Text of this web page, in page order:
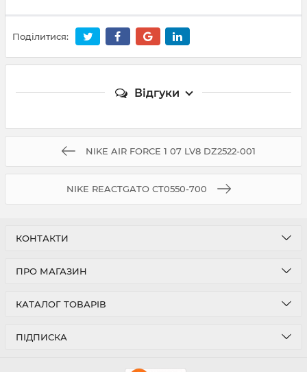
Поділитися:
Відгуки
NIKE AIR FORCE 1 07 LV8 DZ2522-001
NIKE REACTGATO CT0550-700
КОНТАКТИ
ПРО МАГАЗИН
КАТАЛОГ ТОВАРІВ
ПІДПИСКА